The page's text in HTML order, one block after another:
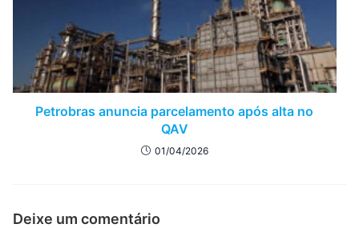
Petrobras anuncia parcelamento após alta no
QAV
01/04/2026
Deixe um comentário